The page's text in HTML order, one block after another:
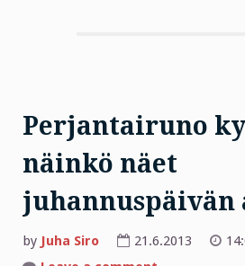
Perjantairuno
näinkö näet
juhannuspäivän
by Juha Siro 21.6.2013